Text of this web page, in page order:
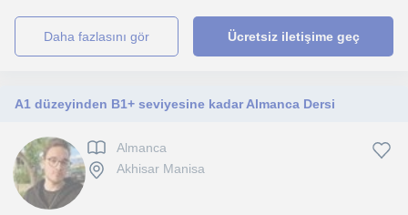
daha fazlasını gör Ücretsiz iletişime geç
A1 düzeyinden B1+ seviyesine kadar Almanca Dersi
Almanca
Akhisar Manisa